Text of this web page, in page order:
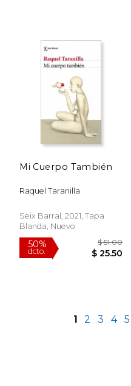
dcto. $ 28.01
Mi Cuerpo También
Raquel Taranilla
Seix Barral, 2021, Tapa
Blanda, Nuevo
1 2 3 4 5